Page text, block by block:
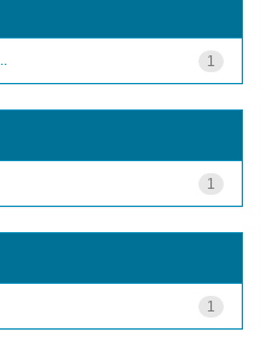
1
1
1